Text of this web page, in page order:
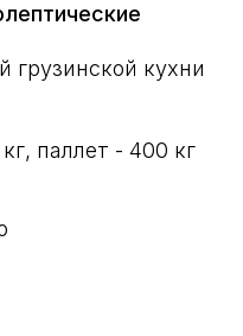
грузинской кухни
паллет - 400 кг